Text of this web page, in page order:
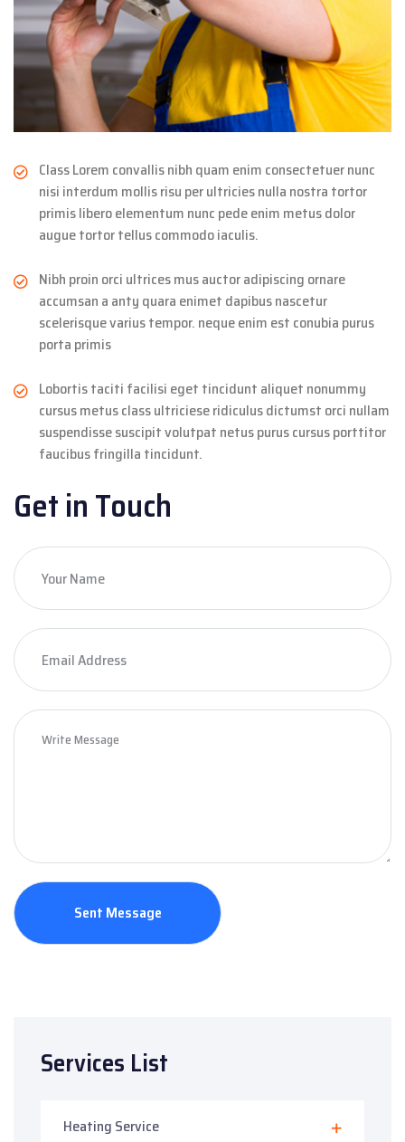
Services List
Heating Service
Class Lorem convallis nibh quam enim consectetuer nunc
nisi interdum mollis risu per ultricies nulla nostra tortor
primis libero elementum nunc pede enim metus dolor
augue tortor tellus commodo iaculis.
Nibh proin orci ultrices mus auctor adipiscing ornare
accumsan a anty quara enimet dapibus nascetur
scelerisque varius tempor. neque enim est conubia purus
porta primis
Lobortis taciti facilisi eget tincidunt aliquet nonummy
cursus metus class ultriciese ridiculus dictumst orci nullam
suspendisse suscipit volutpat netus purus cursus porttitor
faucibus fringilla tincidunt.
Get in Touch